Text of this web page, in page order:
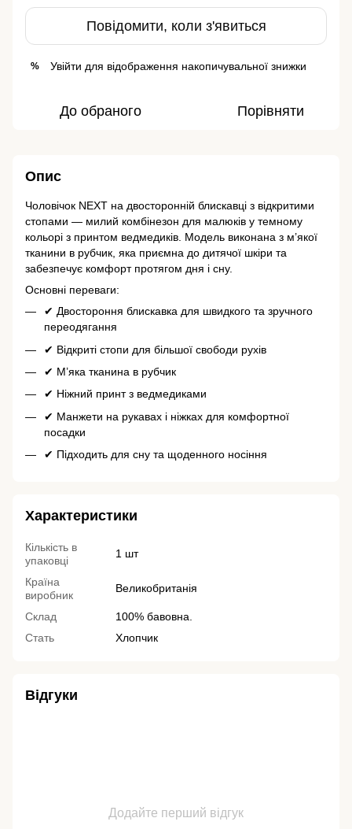
Повідомити, коли з'явиться
% Увійти для відображення накопичувальної знижки
До обраного Порівняти
Опис
Чоловічок NEXT на двосторонній блискавці з відкритими
стопами — милий комбінезон для малюків у темному
кольорі з принтом ведмедиків. Модель виконана з м’якої
тканини в рубчик, яка приємна до дитячої шкіри та
забезпечує комфорт протягом дня і сну.
Основні переваги:
✔ Двостороння блискавка для швидкого та зручного
переодягання
✔ Відкриті стопи для більшої свободи рухів
✔ М’яка тканина в рубчик
✔ Ніжний принт з ведмедиками
✔ Манжети на рукавах і ніжках для комфортної
посадки
✔ Підходить для сну та щоденного носіння
Характеристики
Кількість в
упаковці
1 шт
Країна
виробник
Великобританія
Склад
100% бавовна.
Стать
Хлопчик
Відгуки
Додайте перший відгук